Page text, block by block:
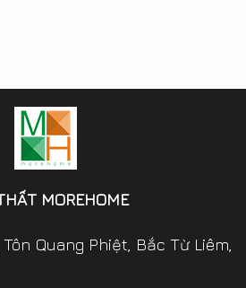
MOREHOME
Quang Phiệt, Bắc Từ Liêm,